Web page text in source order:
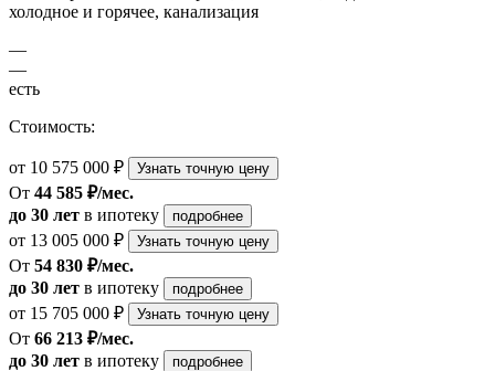
холодное и горячее, канализация
—
—
есть
Стоимость:
от 10 575 000 ₽ Узнать точную цену
От 44 585 ₽/мес.
до 30 лет в ипотеку подробнее
от 13 005 000 ₽ Узнать точную цену
От 54 830 ₽/мес.
до 30 лет в ипотеку подробнее
от 15 705 000 ₽ Узнать точную цену
От 66 213 ₽/мес.
до 30 лет в ипотеку подробнее